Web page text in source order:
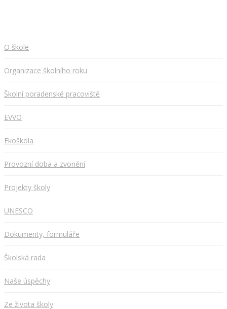
O škole
Organizace školního roku
Školní poradenské pracoviště
EVVO
Ekoškola
Provozní doba a zvonění
Projekty školy
UNESCO
Dokumenty, formuláře
Školská rada
Naše úspěchy
Ze života školy